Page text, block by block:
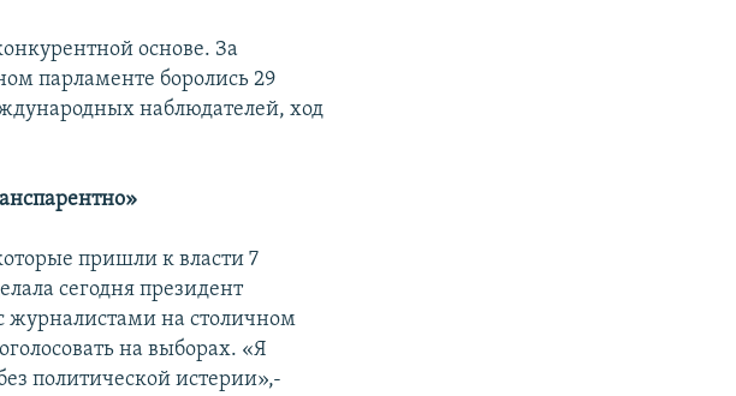
основе. За
парламенте боролись 29
наблюдателей, ход
пришли к власти 7
сегодня президент
журналистами на столичном
на выборах. «Я
политической истерии»,-